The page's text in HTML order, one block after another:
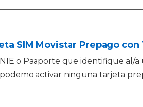
SIM Movistar Prepago con
NIE o Paaporte que identifique al/a
podemo activar ninguna tarjeta